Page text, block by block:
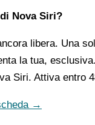
Nova Siri?
libera. Una
la tua, esclusiva.
Siri. Attiva entro
→